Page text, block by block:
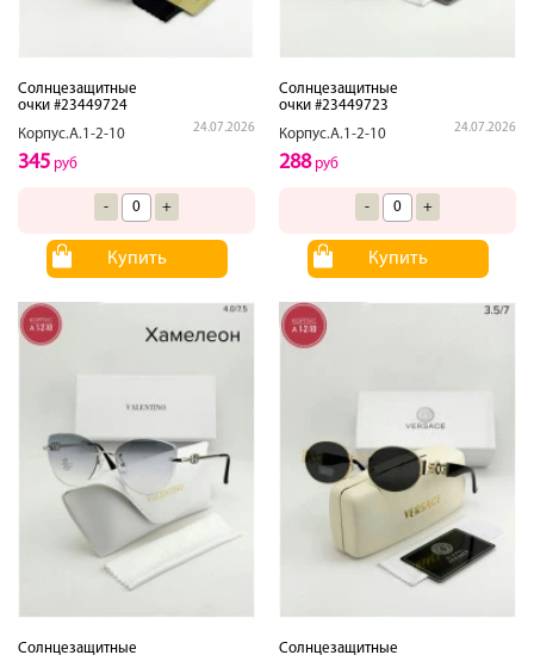
Солнцезащитные
очки #23449724
Корпус.А.1-2-10
24.07.2026
345 руб
- +
Купить
Солнцезащитные
очки #23449723
Корпус.А.1-2-10
24.07.2026
288руб
- +
Купить
Солнцезащитные Солнцезащитные